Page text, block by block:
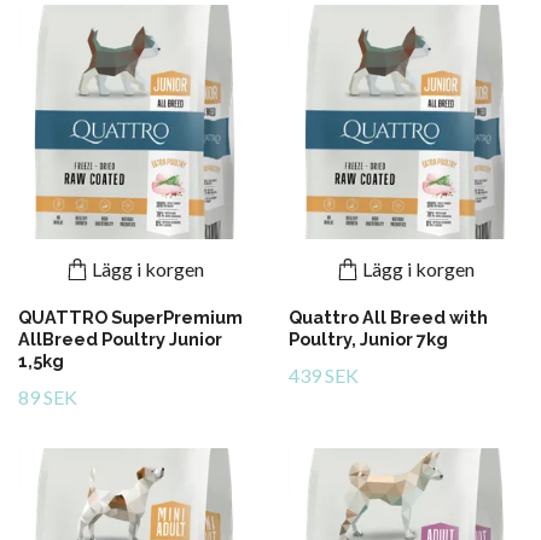
Lägg i korgen
QUATTRO SuperPremium
AllBreed Poultry Junior
1,5kg
89 SEK
Lägg i korgen
Quattro All Breed with
Poultry, Junior 7kg
439 SEK